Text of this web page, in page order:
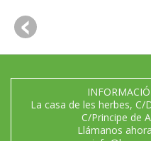
La casa de les herbes, C/
C/Principe de
Llámanos